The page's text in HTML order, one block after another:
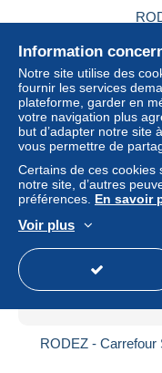
Statut
Nouveau
RODEZ - Carrefour
Information
Notre site utilise des
fournir les services
plateforme, garder en
votre navigation plus
but d’adapter notre site
vous permettre de
Certains de ces cookies
notre site, d’autres
préférences. En savoir
Voir plus